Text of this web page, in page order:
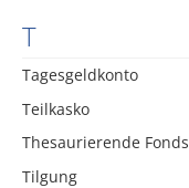
T
Tagesgeldkonto
Teilkasko
Thesaurierende Fonds
Tilgung